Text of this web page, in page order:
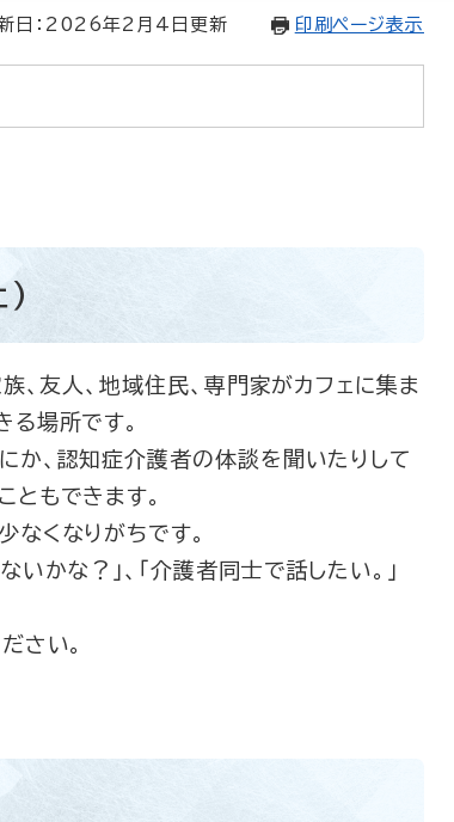
日：2026年2月4日更新 印刷ページ表示
、友人、地域住民、専門家がカフェに集ま
場所です。
か、認知症介護者の体談を聞いたりして
ともできます。
なくなりがちです。
かな？」、「介護者同士で話したい。」
さい。